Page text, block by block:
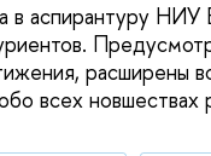
в аспирантуру
расширены
всех новшествах